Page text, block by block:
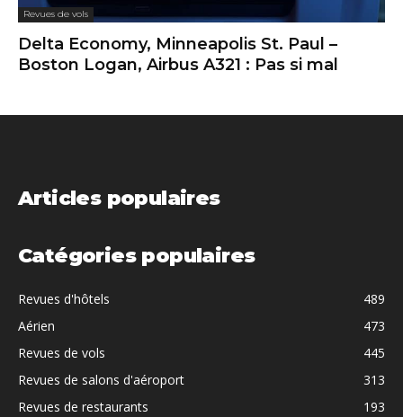
Revues de vols
Delta Economy, Minneapolis St. Paul –
Boston Logan, Airbus A321 : Pas si mal
Articles populaires
Catégories populaires
Revues d'hôtels
489
Aérien
473
Revues de vols
445
Revues de salons d'aéroport
313
Revues de restaurants
193